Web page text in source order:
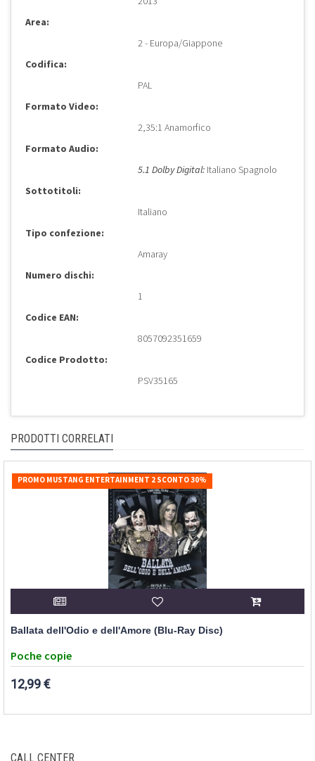
Area:
2 - Europa/Giappone
Codifica:
PAL
Formato Video:
2,35:1 Anamorfico
Formato Audio:
5.1 Dolby Digital: Italiano Spagnolo
Sottotitoli:
Italiano
Tipo confezione:
Amaray
Numero dischi:
1
Codice EAN:
8057092351659
Codice Prodotto:
PSV35165
PRODOTTI CORRELATI
PROMO MUSTANG ENTERTAINMENT 2 SCONTO 30%
Ballata dell'Odio e dell'Amore (Blu-Ray Disc)
Poche copie
12,99 €
CALL CENTER